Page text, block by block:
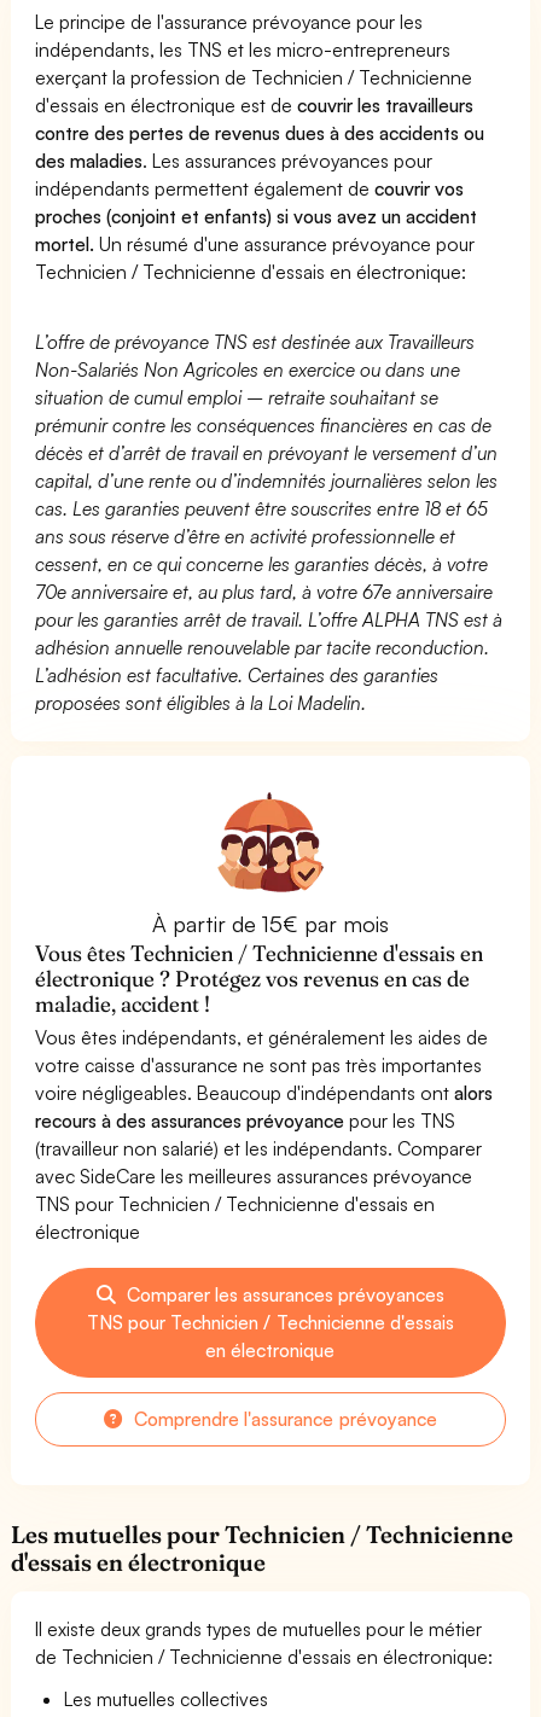
Le principe de l'assurance prévoyance pour les
indépendants, les TNS et les micro-entrepreneurs
exerçant la profession de Technicien / Technicienne
d'essais en électronique est decouvrir les travailleurs
contre des pertes de revenus dues à des accidents ou
des maladies. Les assurances prévoyances pour
indépendants permettent également decouvrir vos
proches (conjoint et enfants) si vous avez un accident
mortel. Un résumé d'une assurance prévoyance pour
Technicien / Technicienne d'essais en électronique:
L’offre de prévoyance TNS est destinée aux Travailleurs
Non-Salariés Non Agricoles en exercice ou dans une
situation de cumul emploi – retraite souhaitant se
prémunir contre les conséquences financières en cas de
décès et d’arrêt de travail en prévoyant le versement d’un
capital, d’une rente ou d’indemnités journalières selon les
cas. Les garanties peuvent être souscrites entre 18 et 65
ans sous réserve d’être en activité professionnelle et
cessent, en ce qui concerne les garanties décès, à votre
70e anniversaire et, au plus tard, à votre 67e anniversaire
pour les garanties arrêt de travail. L’offre ALPHA TNS est à
adhésion annuelle renouvelable par tacite reconduction.
L’adhésion est facultative. Certaines des garanties
proposées sont éligibles à la Loi Madelin.
À partir de 15€ par mois
Vous êtes Technicien / Technicienne d'essais en
électronique ? Protégez vos revenus en cas de
maladie, accident !
Vous êtes indépendants, et généralement les aides de
votre caisse d'assurance ne sont pas très importantes
voire négligeables. Beaucoup d'indépendants ontalors
recours à des assurances prévoyance pour les TNS
(travailleur non salarié) et les indépendants. Comparer
avec SideCare les meilleures assurances prévoyance
TNS pour Technicien / Technicienne d'essais en
électronique
Comparer les assurances prévoyances
TNS pour Technicien / Technicienne d'essais
en électronique
Comprendre l'assurance prévoyance
Les mutuelles pour Technicien / Technicienne
d'essais en électronique
Il existe deux grands types de mutuelles pour le métier
de Technicien / Technicienne d'essais en électronique:
Les mutuelles collectives